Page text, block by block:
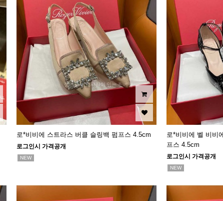
로*비비에 스트라스 버클 슬링백 펌프스 4.5cm
로그인시 가격공개
NEW
로*비비에 벨 비비
프스 4.5cm
로그인시 가격공개
NEW